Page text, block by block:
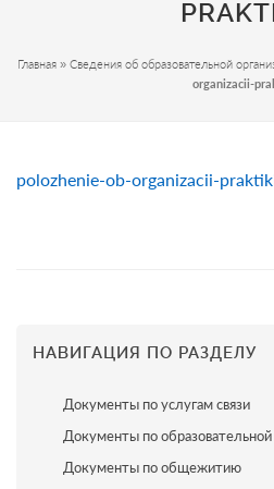
Главная» Сведения об образовательной
organizacii-
polozhenie-ob-organizacii-
НАВИГАЦИЯ ПО РАЗДЕЛУ
Документы по услугам связи
Документы по
Документы по общежитию